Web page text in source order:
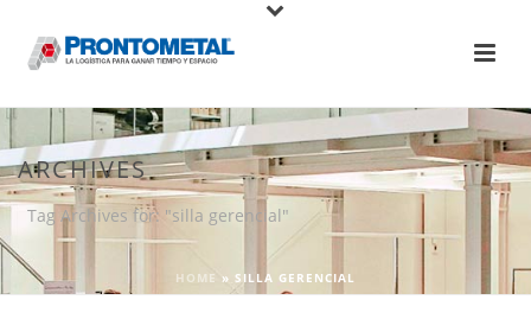
ARCHIVES
Tag Archives for: "silla gerencial"
HOME » SILLA GERENCIAL